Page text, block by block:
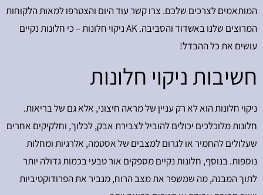
המותאמים לצרכים שלכם. צרו קשר עוד היום והצטרפו למאות הלקוחות
המרוצים שלנו באשדוד והסביבה. AK ניקוי חלונות – כי חלונות נקיים
עושים את כל ההבדל!
חשיבות ניקוי חלונות
ניקוי חלונות הוא לא רק עניין של מראה חיצוני, אלא גם של בריאות.
חלונות מלוכלכים יכולים להוביל לצבירת אבק, לכלוך, וחלקיקים אחרים
שעלולים להחמיר או לגרום למצבים של אסטמה, אלרגיות ומחלות
נוספות. בנוסף, חלונות נקיים מספקים אור טבעי בכמות גדולה יותר
לתוך המבנה, מה שמשפר את מצב הרוח, מגביר את הפרודוקטיביות